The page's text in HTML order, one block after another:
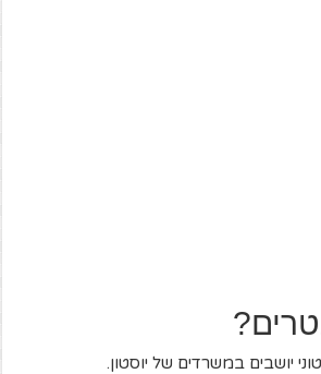
יושבים במשרדים של יוסטון.